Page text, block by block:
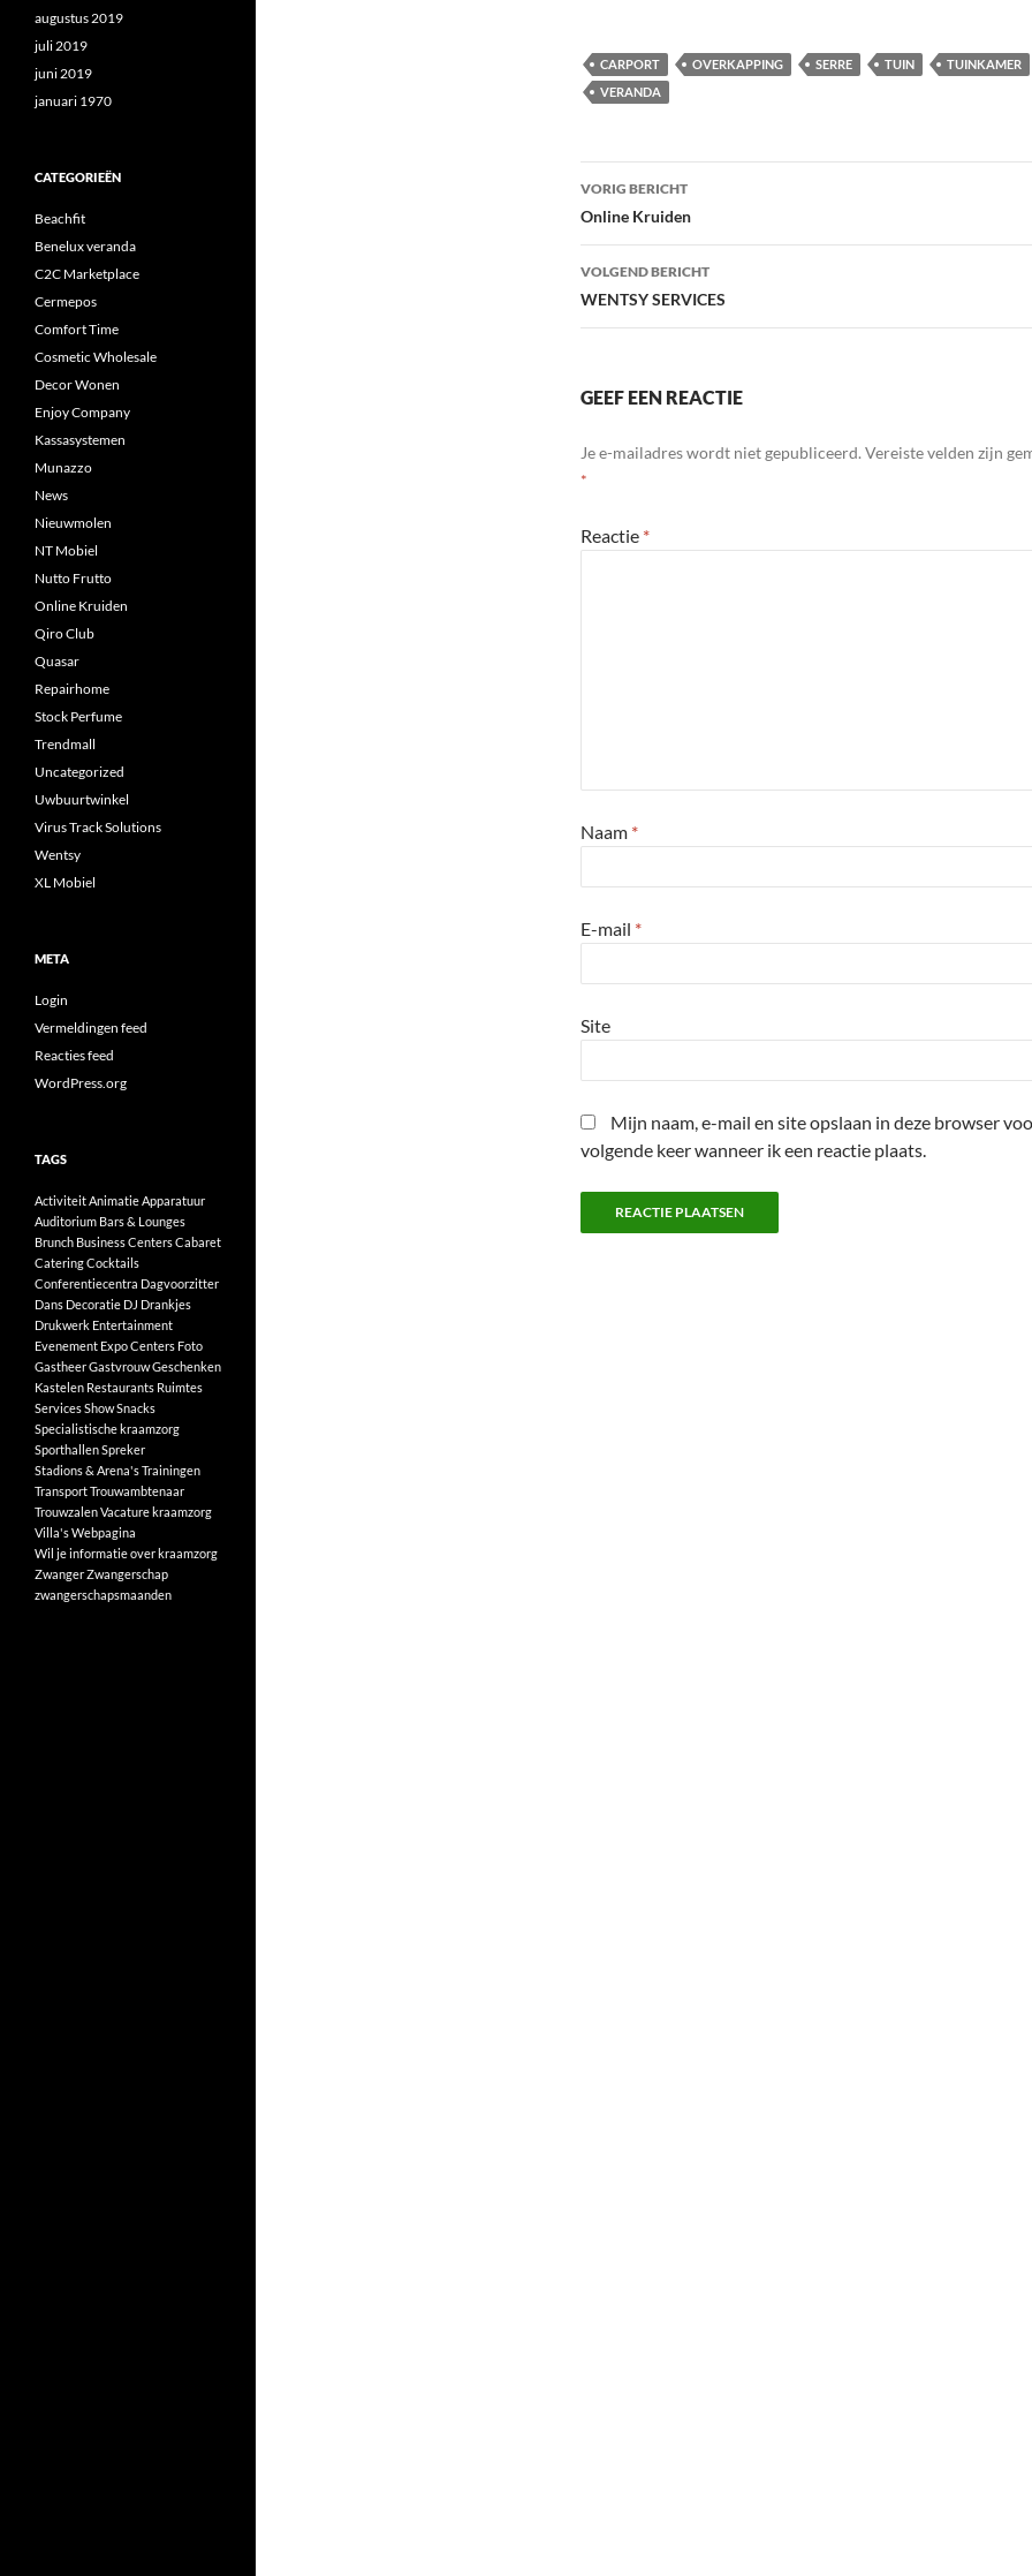
CARPORT OVERKAPPING SERRE TUIN
TUINKAMER
VERANDA
Bericht
navigatie
VORIG BERICHT
Online Kruiden
VOLGEND BERICHT
WENTSY SERVICES
GEEF EEN REACTIE
Je e-mailadres wordt niet gepubliceerd. Vereiste velden zijn
*
Reactie *
Naam *
E-mail *
Site
Mijn naam, e-mail en site opslaan in deze browser
volgende keer wanneer ik een reactie plaats.
augustus 2019
juli 2019
juni 2019
januari 1970
CATEGORIEËN
Beachfit
Benelux veranda
C2C Marketplace
Cermepos
Comfort Time
Cosmetic Wholesale
Decor Wonen
Enjoy Company
Kassasystemen
Munazzo
News
Nieuwmolen
NT Mobiel
Nutto Frutto
Online Kruiden
Qiro Club
Quasar
Repairhome
Stock Perfume
Trendmall
Uncategorized
Uwbuurtwinkel
Virus Track Solutions
Wentsy
XL Mobiel
META
Login
Vermeldingen feed
Reacties feed
WordPress.org
TAGS
ActiviteitAnimatieApparatuur
Auditorium Bars & Lounges
Brunch Business CentersCabaret
CateringCocktails
Conferentiecentra Dagvoorzitter
Dans Decoratie DJ Drankjes
Drukwerk Entertainment
Evenement Expo Centers Foto
GastheerGastvrouwGeschenken
Kastelen Restaurants Ruimtes
ServicesShowSnacks
Specialistische kraamzorg
SporthallenSpreker
Stadions & Arena'sTrainingen
TransportTrouwambtenaar
TrouwzalenVacature kraamzorg
Villa'sWebpagina
Wil je informatie over kraamzorg
ZwangerZwangerschap
zwangerschapsmaanden